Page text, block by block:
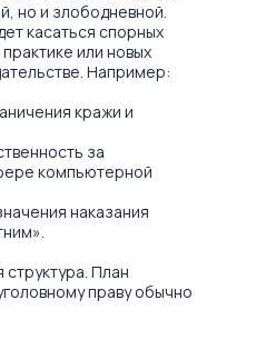
но и злободневной.
касаться спорных
или новых
Например:
кражи и
за
компьютерной
наказания
структура. План
праву обычно